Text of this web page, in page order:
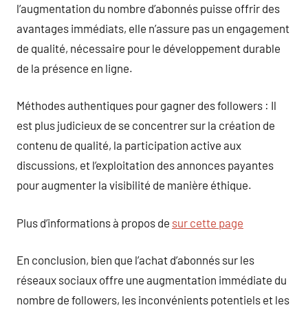
l’augmentation du nombre d’abonnés puisse offrir des
avantages immédiats, elle n’assure pas un engagement
de qualité, nécessaire pour le développement durable
de la présence en ligne.
Méthodes authentiques pour gagner des followers : Il
est plus judicieux de se concentrer sur la création de
contenu de qualité, la participation active aux
discussions, et l’exploitation des annonces payantes
pour augmenter la visibilité de manière éthique.
Plus d’informations à propos de sur cette page
En conclusion, bien que l’achat d’abonnés sur les
réseaux sociaux offre une augmentation immédiate du
nombre de followers, les inconvénients potentiels et les